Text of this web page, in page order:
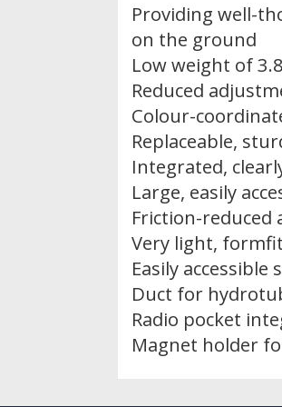
Providing well-
on the ground
Low weight of
Reduced
Colour-
Replaceable,
Integrated,
Large, easily
Friction-reduced
Very light,
Easily accessible
Duct for
Radio pocket
Magnet holder